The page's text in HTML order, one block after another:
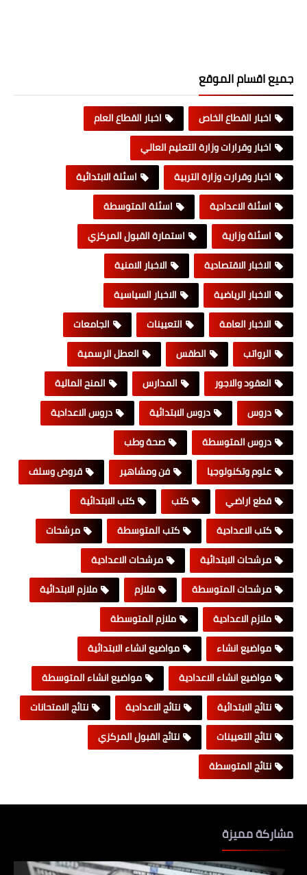
جميع اقسام الموقع
اخبار القطاع الخاص
اخبار القطاع العام
اخبار وقرارات وزارة التعليم العالي
اخبار وقرارت وزارة التربية
اسئلة الابتدائية
اسئلة الاعدادية
اسئلة المتوسطة
اسئلة وزارية
استمارة القبول المركزي
الاخبار الاقتصادية
الاخبار الامنية
الاخبار الرياضية
الاخبار السياسية
الاخبار العامة
التعيينات
الجامعات
الرواتب
الطقس
العطل الرسمية
العقود والاجور
المدارس
المنح المالية
دروس
دروس الابتدائية
دروس الاعدادية
دروس المتوسطة
صحة وطب
علوم وتكنولوجيا
فن ومشاهير
قروض وسلف
قطع اراضي
كتب
كتب الابتدائية
كتب الاعدادية
كتب المتوسطة
مرشحات
مرشحات الابتدائية
مرشحات الاعدادية
مرشحات المتوسطة
ملازم
ملازم الابتدائية
ملازم الاعدادية
ملازم المتوسطة
مواضيع انشاء
مواضيع انشاء الابتدائية
مواضيع انشاء الاعدادية
مواضيع انشاء المتوسطة
نتائج الابتدائية
نتائج الاعدادية
نتائج الامتحانات
نتائج التعيينات
نتائج القبول المركزي
نتائج المتوسطة
مشاركة مميزة